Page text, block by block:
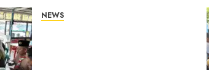
NEWS